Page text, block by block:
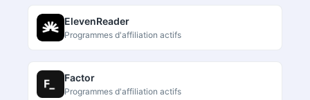
ElevenReader
Programmes d'affiliation actifs
Factor
Programmes d'affiliation actifs